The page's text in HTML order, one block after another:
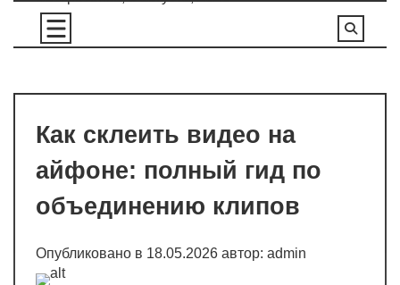
Перейти
содержимому
Как склеить видео на
айфоне: полный гид по
объединению клипов
Опубликовано в 18.05.2026 автор: admin